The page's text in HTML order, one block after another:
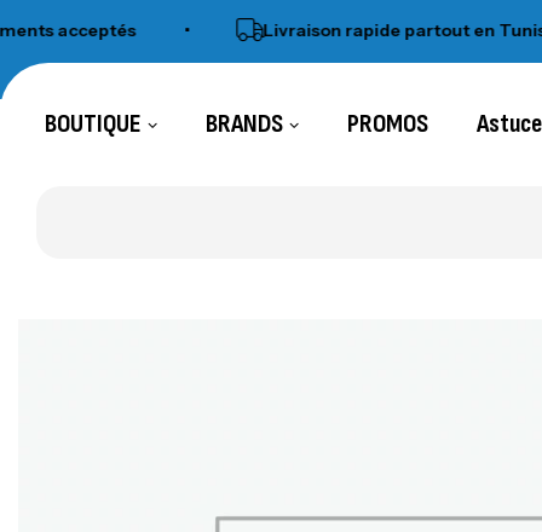
acceptés Livraison rapide partout en Tunisie
BOUTIQUE BRANDS PROMOS